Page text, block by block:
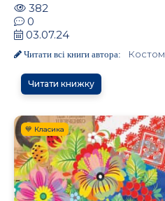
382
0
03.07.24
Читати всі книги автора:
Читати книжку
💙 Класика